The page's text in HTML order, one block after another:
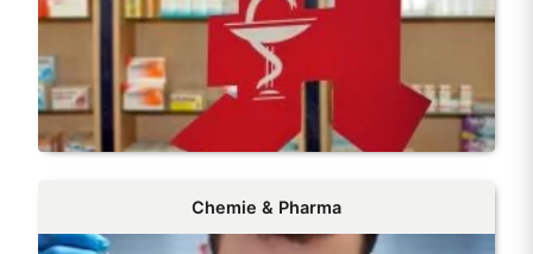
Chemie & Pharma